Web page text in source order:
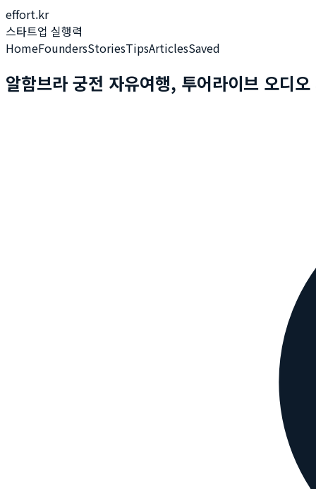
effort.kr
스타트업 실행력
HomeFoundersStoriesTipsArticlesSaved
알함브라 궁전 자유여행, 투어라이브 오디